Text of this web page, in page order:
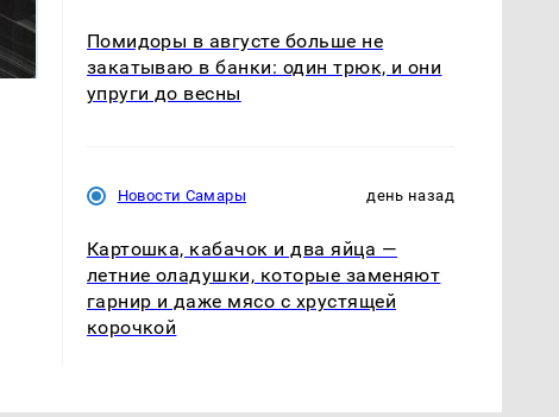
готовую еду из
магазина: список
жестокое убийство
криптомиллионера
Помидоры в августе больше не
закатываю в банки: один трюк, и они
упруги до весны
Новости Самары день назад
Картошка, кабачок и два яйца —
летние оладушки, которые заменяют
гарнир и даже мясо с хрустящей
корочкой